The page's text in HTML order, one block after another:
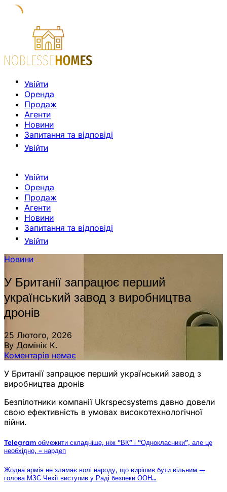
Увійти
Оренда
Продаж
Агенти
Новини
Запитання та відповіді
Увійти
Увійти
Оренда
Продаж
Агенти
Новини
Запитання та відповіді
Увійти
Новини
У Британії запрацює перший
український завод з виробництва
дронів
25 Лютого, 2026
By Домінік К.
Коментарів немає
У Британії запрацює перший український завод з
виробництва дронів
Безпілотники компанії Ukrspecsystems давно довели
свою ефективність в умовах високотехнологічної
війни.
Telegram обмежити складніше, ніж “ВК” і “Однокласники”, але це
необхідно, – нардеп
Жодна армія не зламає волі народу, що вирішив бути вільним —
голова МЗС Чехії виступив у Раді безпеки ООН…